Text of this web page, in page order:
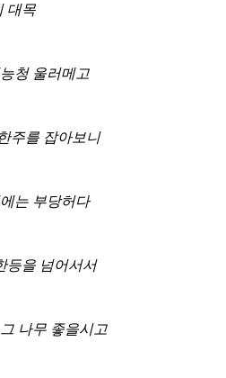
대목
청 울러메고
주를 잡아보니
는 부당허다
등을 넘어서서
나무 좋을시고